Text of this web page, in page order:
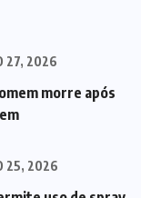
27, 2026
morre após
25, 2026